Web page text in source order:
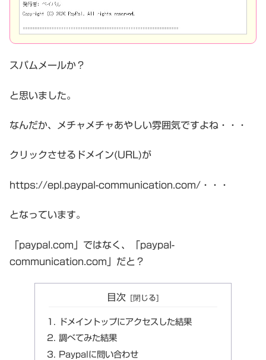
スパムメールか？
と思いました。
なんだか、メチャメチャあやしい雰囲気ですよね・・・
クリックさせるドメイン(URL)が
https://epl.paypal-communication.com/・・・
となっています。
「paypal.com」ではなく、「paypal-
communication.com」だと？
目次
ドメイントップにアクセスした結果
調べてみた結果
Paypalに問い合わせ